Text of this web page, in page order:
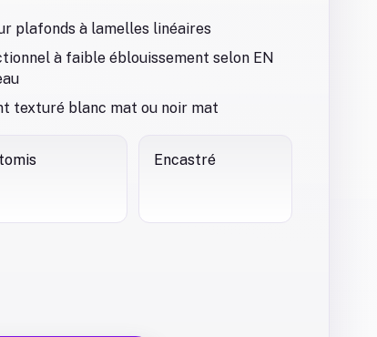
plafonds à lamelles linéaires
à faible éblouissement selon EN
texturé blanc mat ou noir mat
Encastré